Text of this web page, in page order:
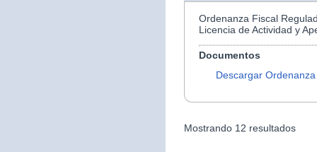
Ordenanza Fiscal
Licencia de Actividad y
Documentos
Descargar Ordenanza
Mostrando 12 resultados